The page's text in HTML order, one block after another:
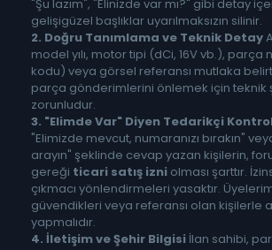
"Şu lazım", "Elinizde var mı?" gibi detay
gelişigüzel başlıklar uyarılmaksızın silinir.
2. Doğru Tanımlama ve Teknik Detay
model yılı, motor tipi (dCi, 16V vb.), parça
kodu) veya görsel referansı mutlaka
parça gönderimlerini önlemek için teknik
zorunludur.
3. "Elimde Var" Diyen Tedarikçi
"Elimizde mevcut, numaranızı bırakın"
arayın" şeklinde cevap yazan kişilerin,
gereği ticari satış izniolması şarttır.
çıkmacı yönlendirmeleri yasaktır.
güvendikleri veya referansı olan kişilerle
yapmalıdır.
4. İletişim ve Şehir Bilgisiİlan sahibi,